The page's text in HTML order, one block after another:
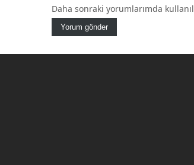
Daha sonraki yorumlarımda